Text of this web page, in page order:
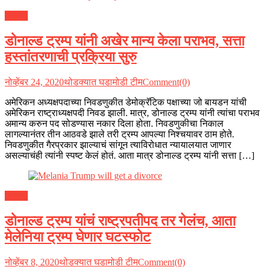
डोनाल्ड ट्रम्प यांनी अखेर मान्य केला पराभव, सत्ता
हस्तांतरणाची प्रक्रिया सुरु
नोव्हेंबर 24, 2020थोडक्यात घडामोडी टीमComment(0)
अमेरिकन अध्यक्षपदाच्या निवडणुकीत डेमोक्रॅटिक पक्षाच्या जो बायडन यांची
अमेरिकन राष्ट्राध्यक्षपदी निवड झाली. मात्र, डोनाल्ड ट्रम्प यांनी त्यांचा पराभव
अमान्य करुन पद सोडण्यास नकार दिला होता. निवडणुकीचा निकाल
लागल्यानंतर तीन आठवडे झाले तरी ट्रम्प आपल्या निश्चयावर ठाम होते.
निवडणुकीत गैरप्रकार झाल्याचं सांगून त्याविरोधात न्यायालयात जाणार
असल्याचंही त्यांनी स्पष्ट केलं होतं. आता मात्र डोनाल्ड ट्रम्प यांनी सत्ता […]
डोनाल्ड ट्रम्प यांचं राष्ट्रपतीपद तर गेलंच, आता
मेलेनिया ट्रम्प घेणार घटस्फोट
नोव्हेंबर 8, 2020थोडक्यात घडामोडी टीमComment(0)